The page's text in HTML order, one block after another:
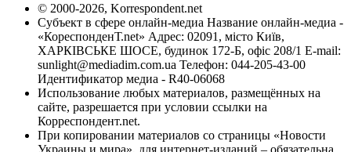
© 2000-2026, Korrespondent.net
Субъект в сфере онлайн-медиа Название онлайн-медиа -
«КореспонденТ.net» Адрес: 02091, місто Київ,
ХАРКІВСЬКЕ ШОСЕ, будинок 172-Б, офіс 208/1 E-mail:
sunlight@mediadim.com.ua Телефон: 044-205-43-00
Идентификатор медиа - R40-06068
Использование любых материалов, размещённых на
сайте, разрешается при условии ссылки на
Корреспондент.net.
При копировании материалов со страницы «Новости
Украины и мира», для интернет-изданий – обязательна